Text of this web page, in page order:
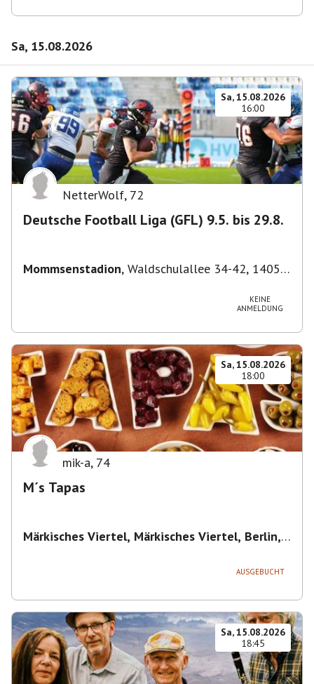
Sa, 15.08.2026
Sa, 15.08.2026
16:00
NetterWolf, 72
Deutsche Football Liga (GFL) 9.5. bis 29.8.
Mommsenstadion, Waldschulallee 34-42, 14055
KEINE
ANMELDUNG
Sa, 15.08.2026
18:00
mik-a, 74
M´s Tapas
Märkisches Viertel, Märkisches Viertel, Berlin,
AUSGEBUCHT
Sa, 15.08.2026
18:45